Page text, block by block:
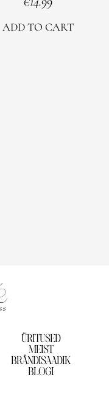
ADD TO CART
ÜRITUSED
MEIST
BRÄNDISAADIK
BLOGI